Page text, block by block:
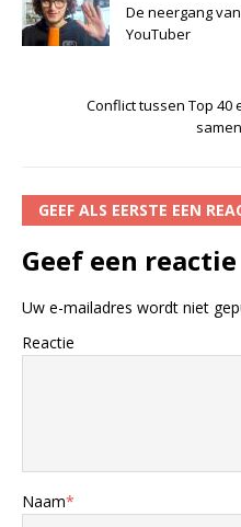
De neergang
YouTuber
Conflict tussen Top 40
GEEF ALS EERSTE EEN
Geef een reactie
Uw e-mailadres wordt niet
Reactie
Naam*